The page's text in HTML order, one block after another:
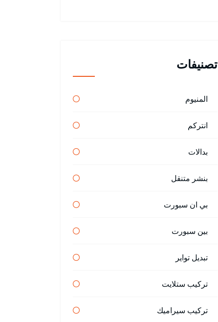
تصنيفات
المنيوم
انتركم
بدالات
بنشر متنقل
بي ان سبورت
بين سبورت
تبديل تواير
تركيب ستلايت
تركيب سيراميك